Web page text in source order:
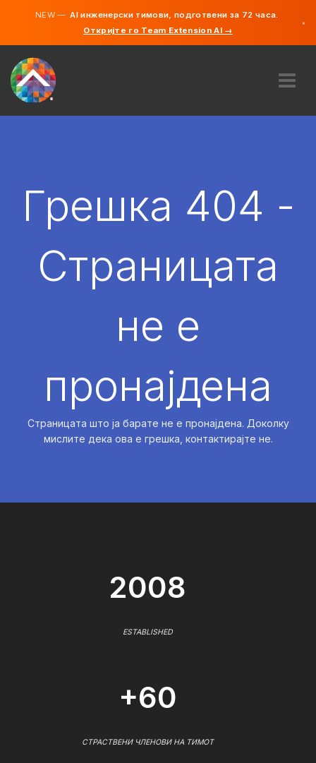
NEW —AI инженерски тимови, подготвени за 72 часа.
Откријте го Team Extension AI →
×
АНГАЖИРАЈ
Грешка 404 -
Страницата
не е
пронајдена
Страницата што ја барате не е пронајдена. Доколку
мислите дека ова е грешка, контактирајте не.
2008
ESTABLISHED
+60
СТРАСТВЕНИ ЧЛЕНОВИ НА ТИМОТ